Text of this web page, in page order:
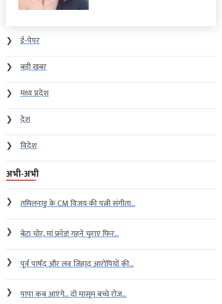
❯
ई-पेपर
❯
बड़ी खबर
❯
मध्य प्रदेश
❯
देश
❯
विदेश
अभी-अभी
❯ तमिलनाडु के CM विजय की पत्नी संगीता...
❯ बेटा चोर, मां फ्रॉड! गहने चुराए फिर...
❯ पूर्व पार्षद और लव जिहाद आरोपियों की...
❯ पापा कब आएंगे… दो मासूम बच्चे रोज...